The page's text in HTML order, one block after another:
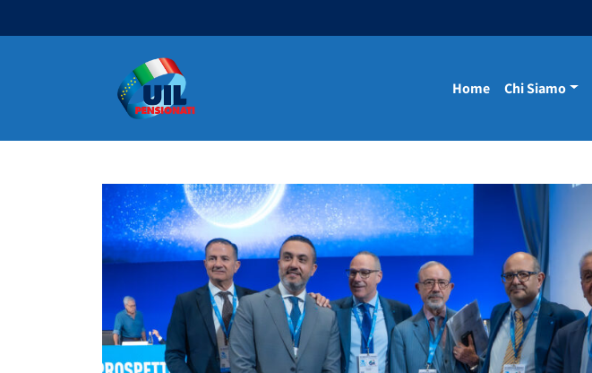
Navigazione principale Home Chi Siamo